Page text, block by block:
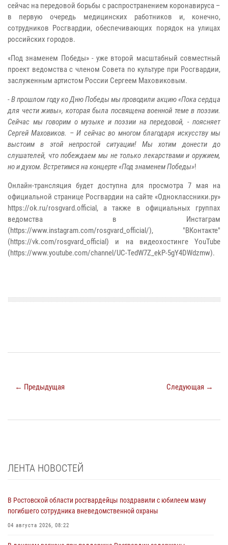
сейчас на передовой борьбы с распространением коронавируса –
в первую очередь медицинских работников и, конечно,
сотрудников Росгвардии, обеспечивающих порядок на улицах
российских городов.
«Под знаменем Победы» - уже второй масштабный совместный
проект ведомства с членом Совета по культуре при Росгвардии,
заслуженным артистом России Сергеем Маховиковым.
-В прошлом году ко Дню Победы мы проводили акцию «Пока сердца
для чести живы», которая была посвящена военной теме в поэзии.
Сейчас мы говорим о музыке и поэзии на передовой, - поясняет
Сергей Маховиков. – И сейчас во многом благодаря искусству мы
выстоим в этой непростой ситуации! Мы хотим донести до
слушателей, что побеждаем мы не только лекарствами и оружием,
но и духом. Встретимся на концерте «Под знаменем Победы»!
Онлайн-трансляция будет доступна для просмотра 7 мая на
официальной странице Росгвардии на сайте «Одноклассники.ру»
https://ok.ru/rosgvard.official, а также в официальных группах
ведомства в Инстаграм
(https://www.instagram.com/rosgvard_official/), "ВКонтакте"
(https://vk.com/rosgvard_official) и на видеохостинге YouTube
(https://www.youtube.com/channel/UC-TedW7Z_ekP-5gY4DWdzmw).
← Предыдущая Следующая →
ЛЕНТА НОВОСТЕЙ
В Ростовской области росгвардейцы поздравили с юбилеем маму
погибшего сотрудника вневедомственной охраны
04 августа 2026, 08:22